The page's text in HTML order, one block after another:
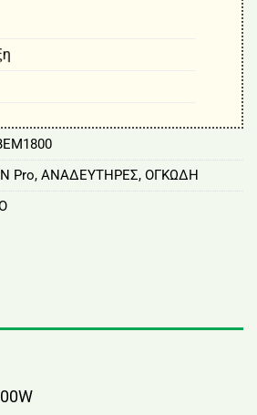
Pro, ΑΝΑΔΕΥΤΗΡΕΣ, ΟΓΚΩΔΗ